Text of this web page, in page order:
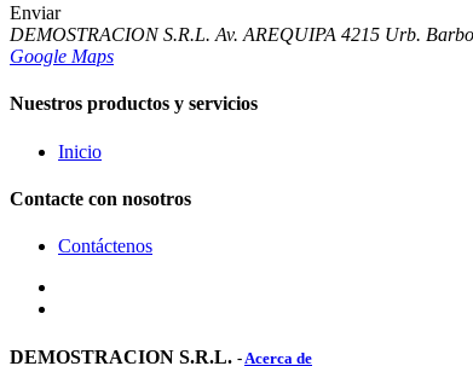
Enviar
DEMOSTRACION S.R.L. Av. AREQUIPA 4215 Urb.
Google Maps
Nuestros productos y servicios
Inicio
Contacte con nosotros
Contáctenos
DEMOSTRACION S.R.L. - Acerca de